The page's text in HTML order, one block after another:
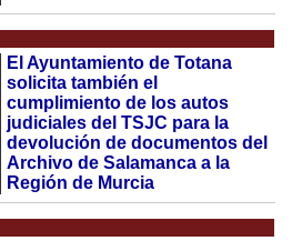
El Ayuntamiento de Totana
solicita también el
cumplimiento de los autos
judiciales del TSJC para la
devolución de documentos del
Archivo de Salamanca a la
Región de Murcia